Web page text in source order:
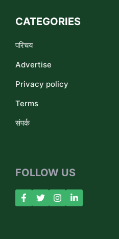
CATEGORIES
परिचय
Advertise
Privacy policy
Terms
संपर्क
FOLLOW US